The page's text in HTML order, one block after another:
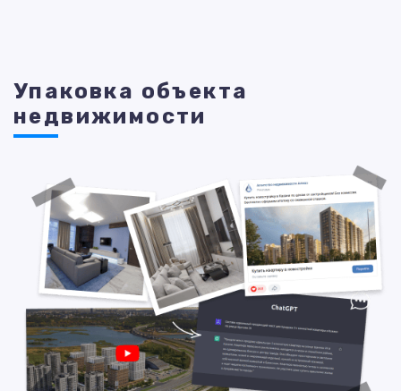
Упаковка объекта
недвижимости